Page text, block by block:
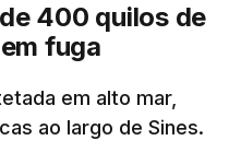
400 quilos de
fuga
em alto mar,
ao largo de Sines.